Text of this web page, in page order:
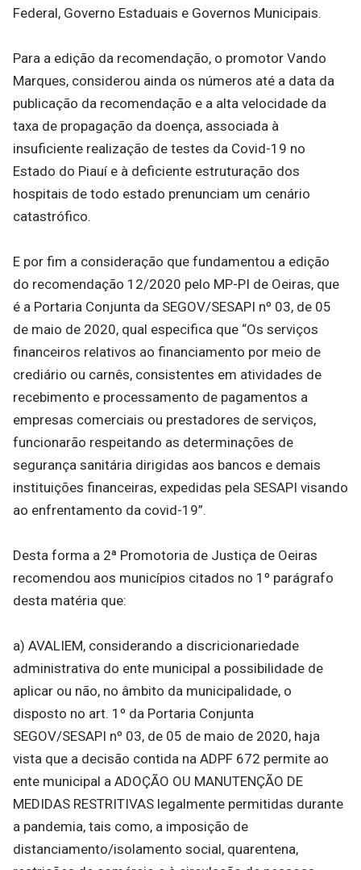
Federal, Governo Estaduais e Governos Municipais.
Para a edição da recomendação, o promotor Vando
Marques, considerou ainda os números até a data da
publicação da recomendação e a alta velocidade da
taxa de propagação da doença, associada à
insuficiente realização de testes da Covid-19 no
Estado do Piauí e à deficiente estruturação dos
hospitais de todo estado prenunciam um cenário
catastrófico.
E por fim a consideração que fundamentou a edição
do recomendação 12/2020 pelo MP-PI de Oeiras, que
é a Portaria Conjunta da SEGOV/SESAPI nº 03, de 05
de maio de 2020, qual especifica que “Os serviços
financeiros relativos ao financiamento por meio de
crediário ou carnês, consistentes em atividades de
recebimento e processamento de pagamentos a
empresas comerciais ou prestadores de serviços,
funcionarão respeitando as determinações de
segurança sanitária dirigidas aos bancos e demais
instituições financeiras, expedidas pela SESAPI visando
ao enfrentamento da covid-19”.
Desta forma a 2ª Promotoria de Justiça de Oeiras
recomendou aos municípios citados no 1º parágrafo
desta matéria que:
a) AVALIEM, considerando a discricionariedade
administrativa do ente municipal a possibilidade de
aplicar ou não, no âmbito da municipalidade, o
disposto no art. 1º da Portaria Conjunta
SEGOV/SESAPI nº 03, de 05 de maio de 2020, haja
vista que a decisão contida na ADPF 672 permite ao
ente municipal a ADOÇÃO OU MANUTENÇÃO DE
MEDIDAS RESTRITIVAS legalmente permitidas durante
a pandemia, tais como, a imposição de
distanciamento/isolamento social, quarentena,